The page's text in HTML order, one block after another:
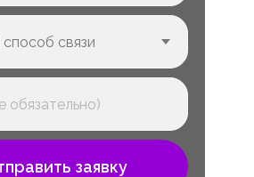
заявку